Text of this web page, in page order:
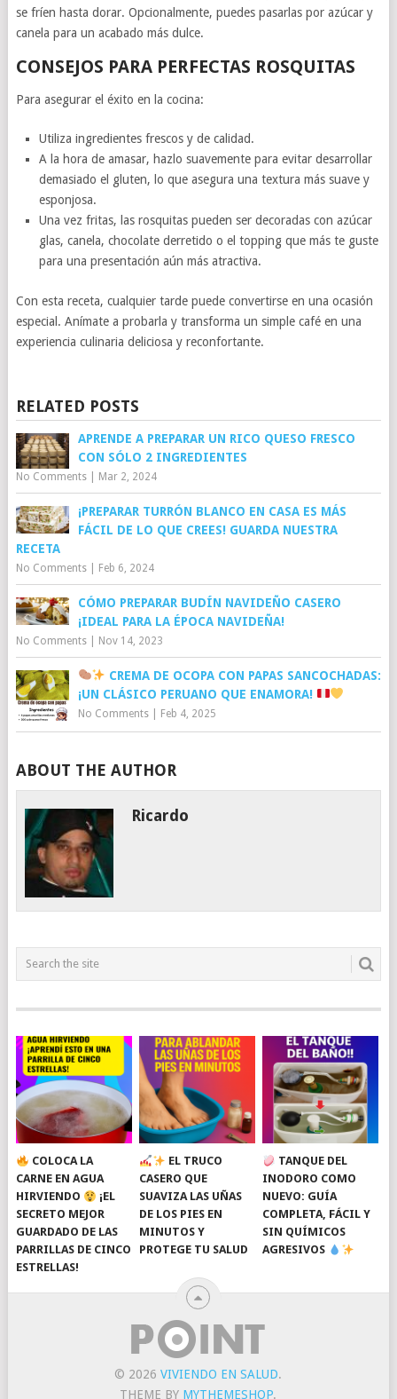
se fríen hasta dorar. Opcionalmente, puedes pasarlas por azúcar y
canela para un acabado más dulce.
CONSEJOS PARA PERFECTAS ROSQUITAS
Para asegurar el éxito en la cocina:
Utiliza ingredientes frescos y de calidad.
A la hora de amasar, hazlo suavemente para evitar desarrollar
demasiado el gluten, lo que asegura una textura más suave y
esponjosa.
Una vez fritas, las rosquitas pueden ser decoradas con azúcar
glas, canela, chocolate derretido o el topping que más te guste
para una presentación aún más atractiva.
Con esta receta, cualquier tarde puede convertirse en una ocasión
especial. Anímate a probarla y transforma un simple café en una
experiencia culinaria deliciosa y reconfortante.
RELATED POSTS
APRENDE A PREPARAR UN RICO QUESO FRESCO
CON SÓLO 2 INGREDIENTES
No Comments| Mar 2, 2024
¡PREPARAR TURRÓN BLANCO EN CASA ES MÁS
FÁCIL DE LO QUE CREES! GUARDA NUESTRA
RECETA
No Comments| Feb 6, 2024
CÓMO PREPARAR BUDÍN NAVIDEÑO CASERO
¡IDEAL PARA LA ÉPOCA NAVIDEÑA!
No Comments| Nov 14, 2023
CREMA DE OCOPA CON PAPAS SANCOCHADAS:
¡UN CLÁSICO PERUANO QUE ENAMORA!
No Comments| Feb 4, 2025
ABOUT THE AUTHOR
Ricardo
COLOCA LA
CARNE EN AGUA
HIRVIENDO
¡EL
SECRETO MEJOR
GUARDADO DE LAS
PARRILLAS DE CINCO
ESTRELLAS!
EL TRUCO
CASERO QUE
SUAVIZA LAS UÑAS
DE LOS PIES EN
MINUTOS Y
PROTEGE TU SALUD
TANQUE DEL
INODORO COMO
NUEVO: GUÍA
COMPLETA, FÁCIL Y
SIN QUÍMICOS
AGRESIVOS
© 2026VIVIENDO EN SALUD.
THEME BY MYTHEMESHOP.